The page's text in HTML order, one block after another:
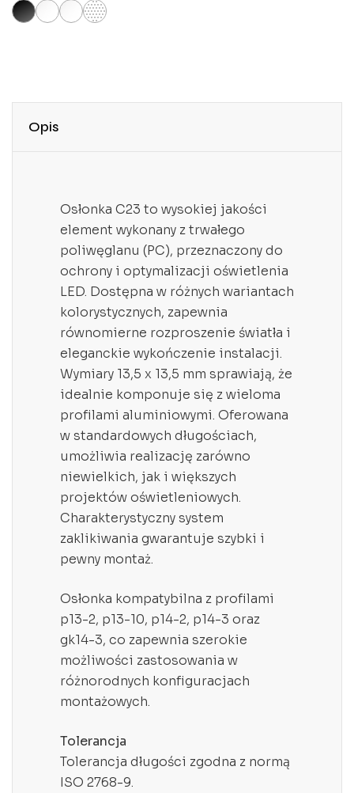
Opis
Osłonka C23 to wysokiej jakości
element wykonany z trwałego
poliwęglanu (PC), przeznaczony do
ochrony i optymalizacji oświetlenia
LED. Dostępna w różnych wariantach
kolorystycznych, zapewnia
równomierne rozproszenie światła i
eleganckie wykończenie instalacji.
Wymiary 13,5 x 13,5 mm sprawiają, że
idealnie komponuje się z wieloma
profilami aluminiowymi. Oferowana
w standardowych długościach,
umożliwia realizację zarówno
niewielkich, jak i większych
projektów oświetleniowych.
Charakterystyczny system
zaklikiwania gwarantuje szybki i
pewny montaż.
Osłonka kompatybilna z profilami
p13-2, p13-10, p14-2, p14-3 oraz
gk14-3, co zapewnia szerokie
możliwości zastosowania w
różnorodnych konfiguracjach
montażowych.
Tolerancja
Tolerancja długości zgodna z normą
ISO 2768-9.